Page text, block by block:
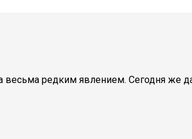
редким явлением. Сегодня же